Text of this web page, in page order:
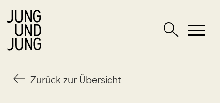
Zurück zur Übersicht